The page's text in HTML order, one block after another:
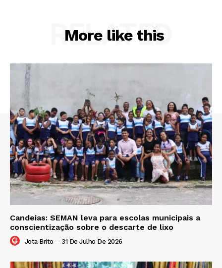
More like this
RELATED
Candeias: SEMAN leva para escolas municipais a
conscientização sobre o descarte de lixo
Jota Brito - 31 De Julho De 2026